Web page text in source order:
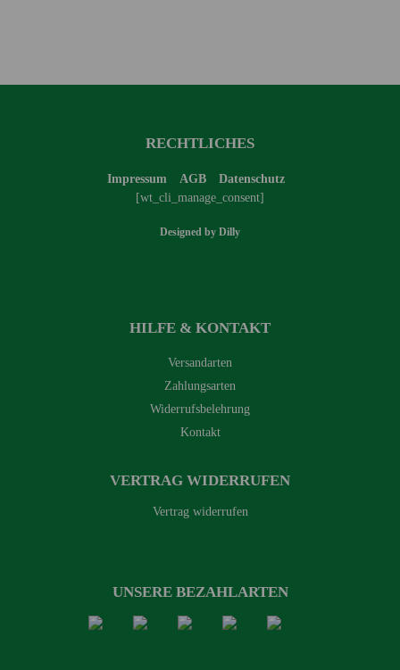
RECHTLICHES
Impressum AGB
Datenschutz
[wt_cli_manage_consent]
Designed by Dilly
HILFE & KONTAKT
Versandarten
Zahlungsarten
Widerrufsbelehrung
Kontakt
VERTRAG WIDERRUFEN
Vertrag widerrufen
UNSERE BEZAHLARTEN